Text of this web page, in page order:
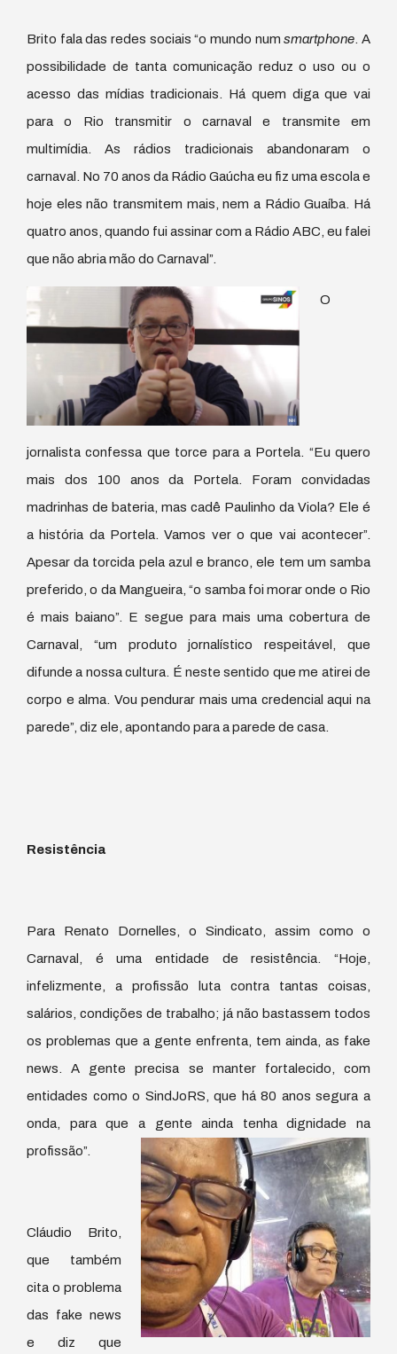
Brito fala das redes sociais “o mundo numsmartphone . A
possibilidade de tanta comunicação reduz o uso ou o
acesso das mídias tradicionais. Há quem diga que vai
para o Rio transmitir o carnaval e transmite em
multimídia. As rádios tradicionais abandonaram o
carnaval. No 70 anos da Rádio Gaúcha eu fiz uma escola e
hoje eles não transmitem mais, nem a Rádio Guaíba. Há
quatro anos, quando fui assinar com a Rádio ABC, eu falei
que não abria mão do Carnaval”.
O
jornalista confessa que torce para a Portela. “Eu quero
mais dos 100 anos da Portela. Foram convidadas
madrinhas de bateria, mas cadê Paulinho da Viola? Ele é
a história da Portela. Vamos ver o que vai acontecer”.
Apesar da torcida pela azul e branco, ele tem um samba
preferido, o da Mangueira, “o samba foi morar onde o Rio
é mais baiano”. E segue para mais uma cobertura de
Carnaval, “um produto jornalístico respeitável, que
difunde a nossa cultura. É neste sentido que me atirei de
corpo e alma. Vou pendurar mais uma credencial aqui na
parede”, diz ele, apontando para a parede de casa.
Resistência
Para Renato Dornelles, o Sindicato, assim como o
Carnaval, é uma entidade de resistência. “Hoje,
infelizmente, a profissão luta contra tantas coisas,
salários, condições de trabalho; já não bastassem todos
os problemas que a gente enfrenta, tem ainda, as fake
news. A gente precisa se manter fortalecido, com
entidades como o SindJoRS, que há 80 anos segura a
onda, para que a gente ainda tenha dignidade na
profissão”.
Cláudio Brito,
que também
cita o problema
das fake news
e diz que